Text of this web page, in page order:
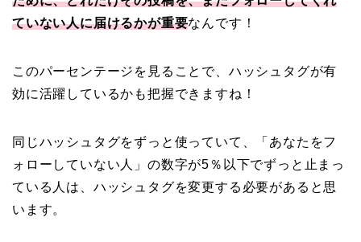
ていない人に届けるかが重要なんです！
このパーセンテージを見ることで、ハッシュタグが有
効に活躍しているかも把握できますね！
同じハッシュタグをずっと使っていて、「あなたをフ
ォローしていない人」の数字が5％以下でずっと止まっ
ている人は、ハッシュタグを変更する必要があると思
います。